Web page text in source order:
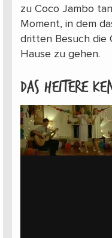
zu Coco Jambo
Moment, in dem
dritten Besuch die
Hause zu gehen.
Das heitere